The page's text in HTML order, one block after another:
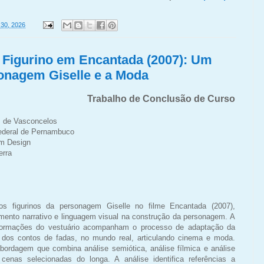
2026
em Encantada (2007): Um
Giselle e a Moda
Trabalho de Conclusão de Curso
Vasconcelos
de Pernambuco
Design
figurinos da personagem Giselle no filme Encantada (2007),
narrativo e linguagem visual na construção da personagem. A
do vestuário acompanham o processo de adaptação da
contos de fadas, no mundo real, articulando cinema e moda.
que combina análise semiótica, análise fílmica e análise
selecionadas do longa. A análise identifica referências a